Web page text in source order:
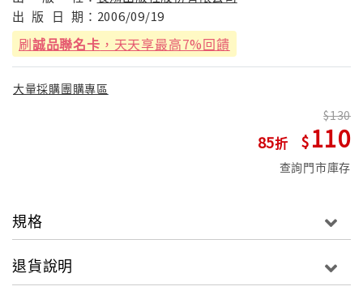
出 版 日 期： 2006/09/19
刷誠品聯名卡 ，天天享最高7%回饋
大量採購團購專區
85
130
110
查詢門市庫存
規格
退貨說明